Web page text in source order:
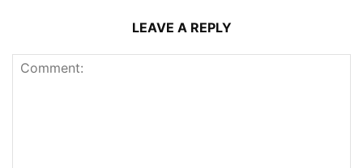
LEAVE A REPLY